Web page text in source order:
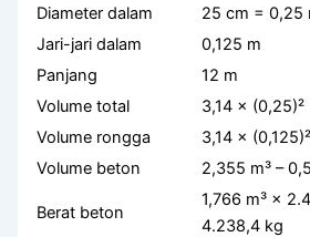
Diameter dalam
25 cm = 0,25
Jari-jari dalam
0,125 m
Panjang
12 m
Volume total
3,14 ×
Volume rongga
3,14 ×
Volume beton
2,355 m³ –
Berat beton
1,766 m³ ×
4.238,4 kg